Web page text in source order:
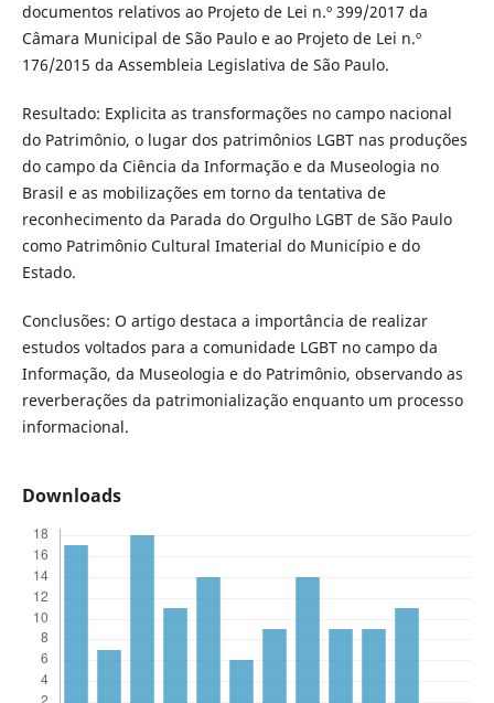
documentos relativos ao Projeto de Lei n.º 399/2017 da
Câmara Municipal de São Paulo e ao Projeto de Lei n.º
176/2015 da Assembleia Legislativa de São Paulo.
Resultado: Explicita as transformações no campo nacional
do Patrimônio, o lugar dos patrimônios LGBT nas produções
do campo da Ciência da Informação e da Museologia no
Brasil e as mobilizações em torno da tentativa de
reconhecimento da Parada do Orgulho LGBT de São Paulo
como Patrimônio Cultural Imaterial do Município e do
Estado.
Conclusões: O artigo destaca a importância de realizar
estudos voltados para a comunidade LGBT no campo da
Informação, da Museologia e do Patrimônio, observando as
reverberações da patrimonialização enquanto um processo
informacional.
Downloads